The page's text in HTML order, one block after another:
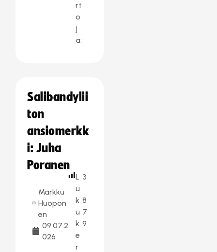
rt
o
j
a:
Salibandylii
ton
ansiomerkk
i: Juha
Poranen
Markku
Huopon
en
09.07.2
026
L
u
k
u
k
e
r
3
8
7
9